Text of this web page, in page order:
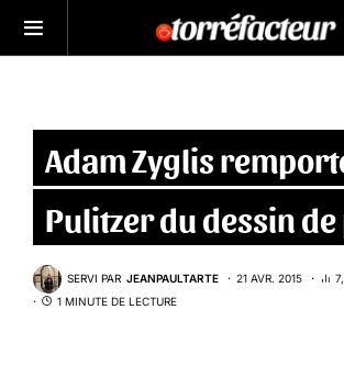
Adam Zyglis
Pulitzer du dessin
SERVI PAR JEANPAULTARTE 21 AVR. 2015
1 MINUTE DE LECTURE